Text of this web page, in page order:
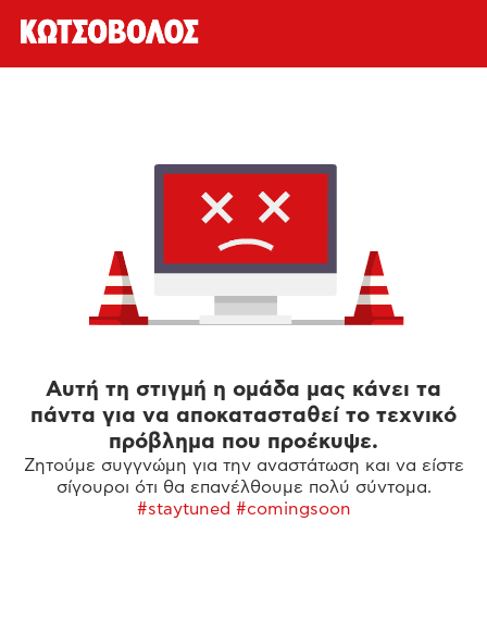
Αυτή τη στιγμή η ομάδα μας κάνει τα
πάντα για να αποκατασταθεί το τεχνικό
πρόβλημα που προέκυψε.
Ζητούμε συγγνώμη για την αναστάτωση και να είστε
σίγουροι ότι θα επανέλθουμε πολύ σύντομα.
#staytuned #comingsoon